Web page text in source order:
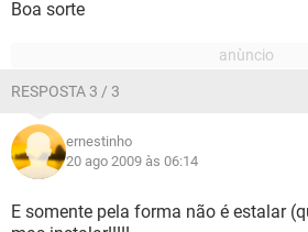
Boa sorte
RESPOSTA 3 / 3
ernestinho
20 ago 2009 às 06:14
E somente pela forma não é estalar